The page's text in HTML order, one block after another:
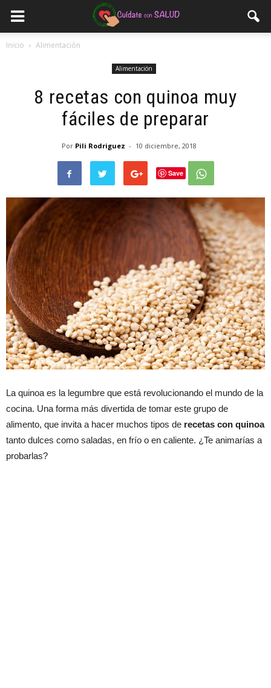
Inicio Alimentación
Alimentación
8 recetas con quinoa muy
fáciles de preparar
Por Pili Rodriguez - 10 diciembre, 2018
Save
La quinoa es la legumbre que está revolucionando el mundo de la
cocina. Una forma más divertida de tomar este grupo de
alimento, que invita a hacer muchos tipos de recetas con quinoa
tanto dulces como saladas, en frío o en caliente. ¿Te animarías a
probarlas?